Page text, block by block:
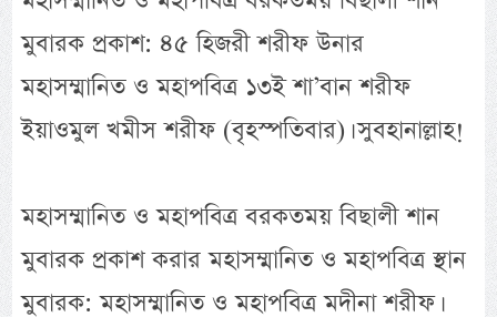
মুবারক প্রকাশ: ৪৫ হিজরী শরীফ উনার
মহাসম্মানিত ও মহাপবিত্র ১৩ই শা’বান শরীফ
ইয়াওমুল খমীস শরীফ (বৃহস্পতিবার)। সুবহানাল্লাহ!
মহাসম্মানিত ও মহাপবিত্র বরকতময় বিছালী শান
মুবারক প্রকাশ করার মহাসম্মানিত ও মহাপবিত্র স্থান
মুবারক: মহাসম্মানিত ও মহাপবিত্র মদীনা শরীফ।